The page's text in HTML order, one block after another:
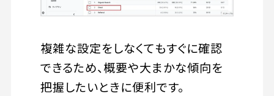
複雑な設定をしなくてもすぐに確認
できるため、概要や大まかな傾向を
把握したいときに便利です。